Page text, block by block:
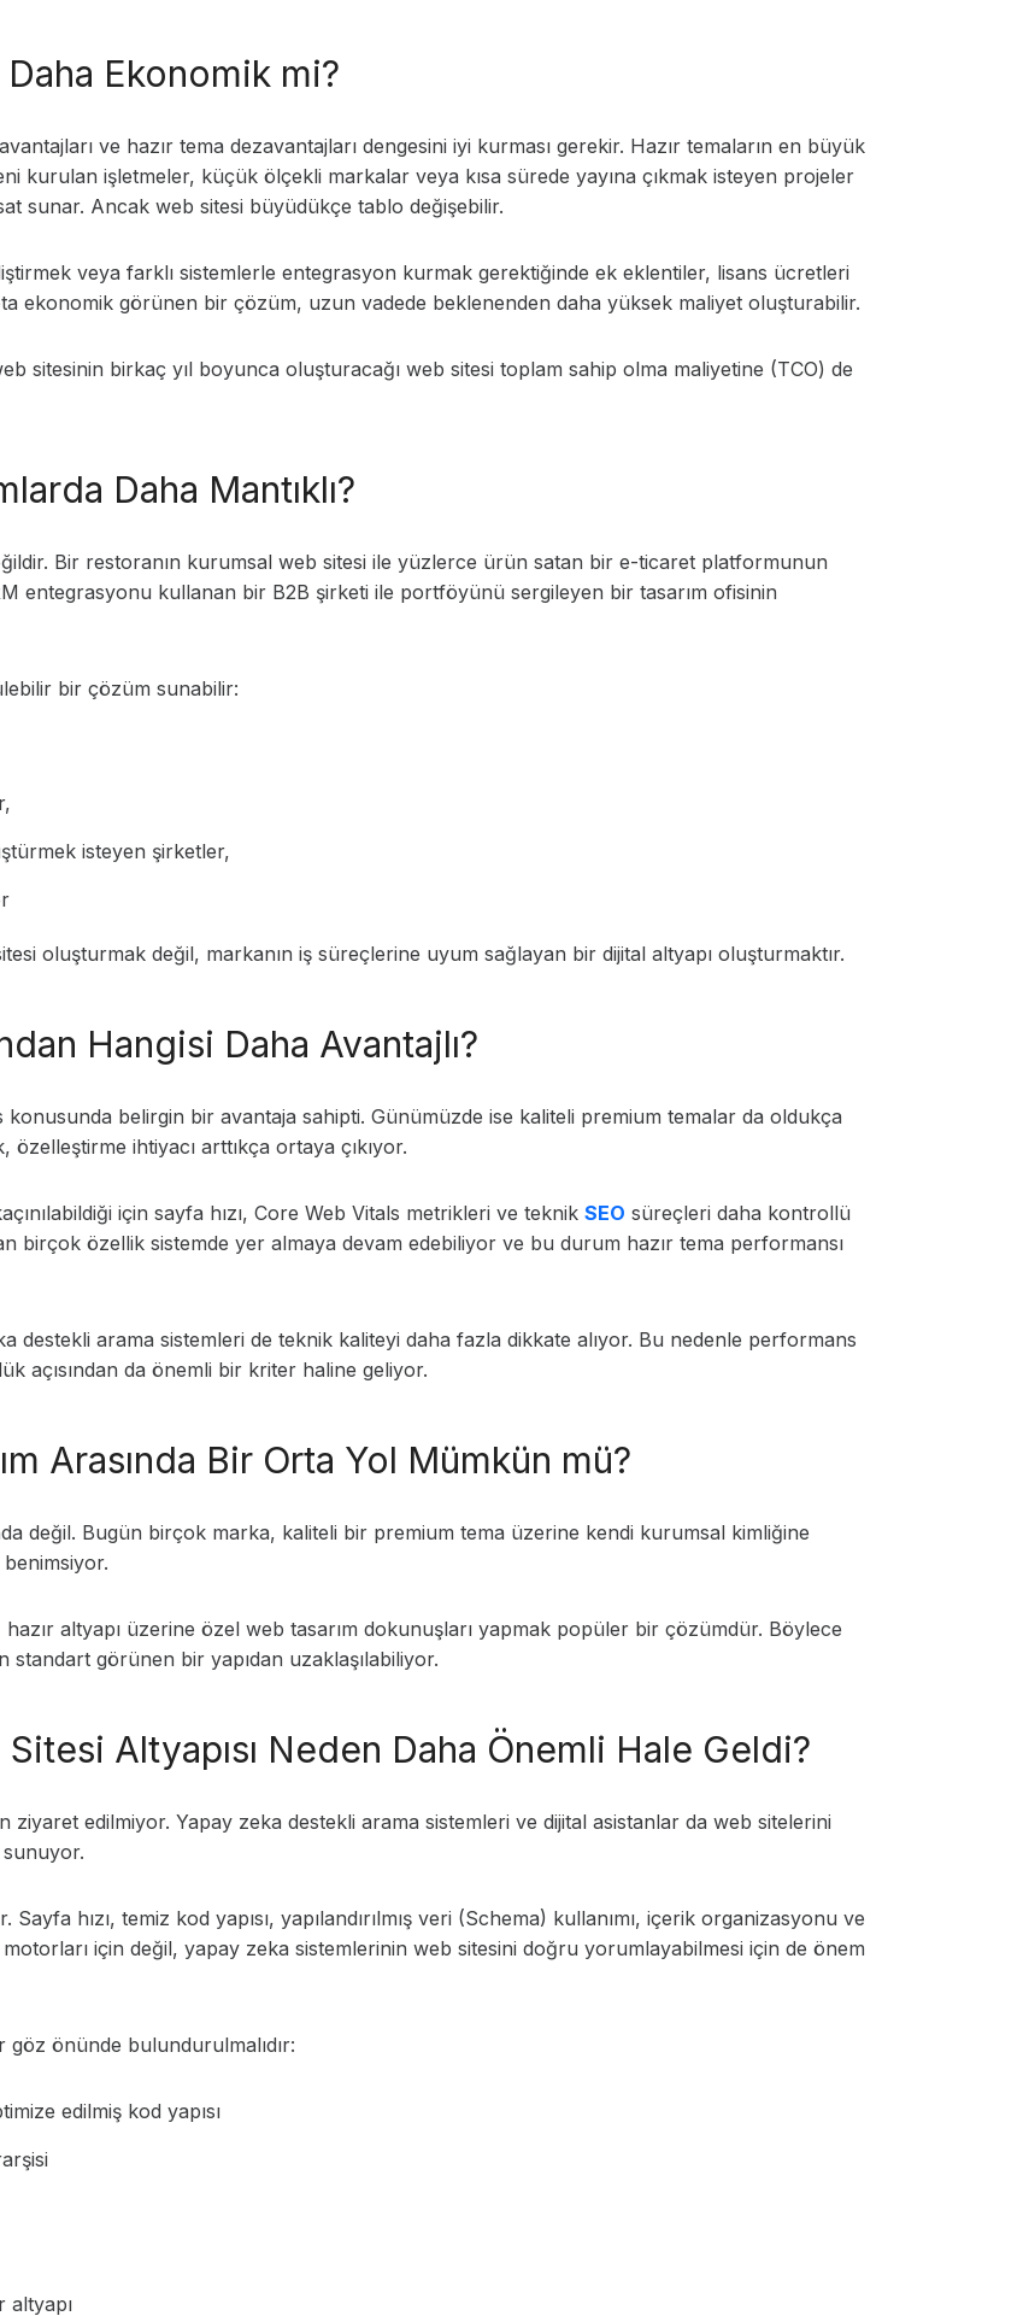
Ekonomik mi?
ve hazır tema dezavantajları dengesini iyi kurması gerekir. Hazır temaların en büyük
kurulan işletmeler, küçük ölçekli markalar veya kısa sürede yayına çıkmak isteyen projeler
sunar. Ancak web sitesi büyüdükçe tablo değişebilir.
veya farklı sistemlerle entegrasyon kurmak gerektiğinde ek eklentiler, lisans ücretleri
ekonomik görünen bir çözüm, uzun vadede beklenenden daha yüksek maliyet oluşturabilir.
sitesinin birkaç yıl boyunca oluşturacağı web sitesi toplam sahip olma maliyetine (TCO) de
Daha Mantıklı?
Bir restoranın kurumsal web sitesi ile yüzlerce ürün satan bir e-ticaret platformunun
entegrasyonu kullanan bir B2B şirketi ile portföyünü sergileyen bir tasarım ofisinin
bir çözüm sunabilir:
isteyen şirketler,
oluşturmak değil, markanın iş süreçlerine uyum sağlayan bir dijital altyapı oluşturmaktır.
Hangisi Daha Avantajlı?
belirgin bir avantaja sahipti. Günümüzde ise kaliteli premium temalar da oldukça
ihtiyacı arttıkça ortaya çıkıyor.
için sayfa hızı, Core Web Vitals metrikleri ve teknik SEO süreçleri daha kontrollü
birçok özellik sistemde yer almaya devam edebiliyor ve bu durum hazır tema performansı
destekli arama sistemleri de teknik kaliteyi daha fazla dikkate alıyor. Bu nedenle performans
açısından da önemli bir kriter haline geliyor.
Arasında Bir Orta Yol Mümkün mü?
değil. Bugün birçok marka, kaliteli bir premium tema üzerine kendi kurumsal kimliğine
hazır altyapı üzerine özel web tasarım dokunuşları yapmak popüler bir çözümdür. Böylece
standart görünen bir yapıdan uzaklaşılabiliyor.
Altyapısı Neden Daha Önemli Hale Geldi?
ziyaret edilmiyor. Yapay zeka destekli arama sistemleri ve dijital asistanlar da web sitelerini
sunuyor.
Sayfa hızı, temiz kod yapısı, yapılandırılmış veri (Schema) kullanımı, içerik organizasyonu ve
için değil, yapay zeka sistemlerinin web sitesini doğru yorumlayabilmesi için de önem
önünde bulundurulmalıdır:
edilmiş kod yapısı
altyapı